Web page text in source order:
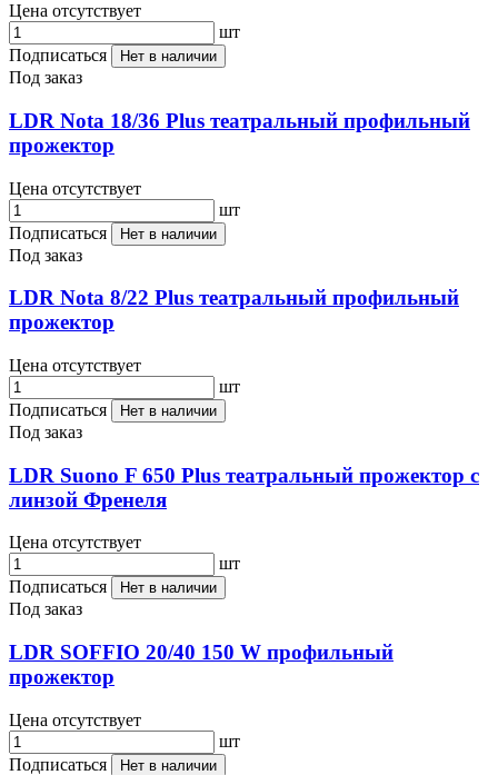
Цена отсутствует
шт
Подписаться
Нет в наличии
Под заказ
LDR Nota 18/36 Plus театральный профильный
прожектор
Цена отсутствует
шт
Подписаться
Нет в наличии
Под заказ
LDR Nota 8/22 Plus театральный профильный
прожектор
Цена отсутствует
шт
Подписаться
Нет в наличии
Под заказ
LDR Suono F 650 Plus театральный прожектор с
линзой Френеля
Цена отсутствует
шт
Подписаться
Нет в наличии
Под заказ
LDR SOFFIO 20/40 150 W профильный
прожектор
Цена отсутствует
шт
Подписаться
Нет в наличии